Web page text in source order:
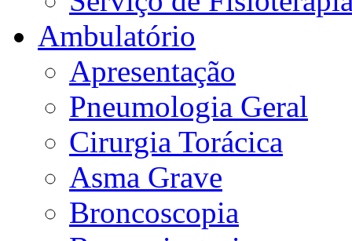
Ambulatório
Apresentação
Pneumologia Geral
Cirurgia Torácica
Asma Grave
Broncoscopia